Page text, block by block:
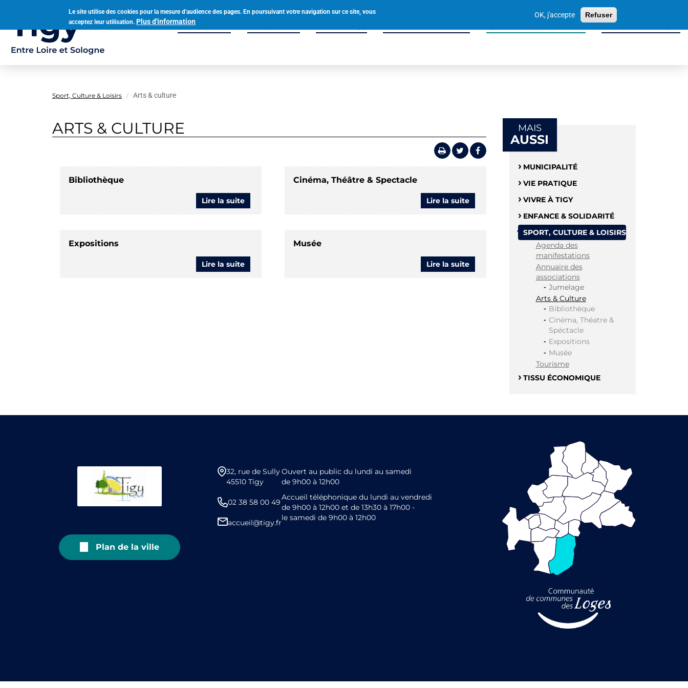
Le site utilise des cookies pour la mesure d'audience des pages. En poursuivant votre navigation sur ce site, vous
acceptez leur utilisation. Plus d'information
OK, j'accepte Refuser
principal
principale
Municipalité Sport, Culture & Loisirs Tissu Économique
0238580049
Sport, Culture & Loisirs Arts & culture
ARTS & CULTURE
Bibliothèque
Lire la suitede
Bibliothèque
Cinéma, Théâtre & Spectacle
Lire la suitede
Cinéma,
&
Spectacle
Expositions
Lire la suitede
Expositions
Musée
Lire la suitede
Musée
MAIS
AUSSI
MUNICIPALITÉ
VIE PRATIQUE
VIVRE À TIGY
ENFANCE & SOLIDARITÉ
SPORT, CULTURE & LOISIRS
Agenda des
manifestations
Annuaire des
associations
Jumelage
Arts & Culture
Bibliothèque
Cinéma, Théatre &
Spéctacle
Expositions
Musée
Tourisme
TISSU ÉCONOMIQUE
Plan de la ville
32, rue de Sully
45510 Tigy
02 38 58 00 49
accueil@tigy.fr
Ouvert au public du lundi au samedi
de 9h00 à 12h00
Accueil téléphonique du lundi au vendredi
de 9h00 à 12h00 et de 13h30 à 17h00 -
le samedi de 9h00 à 12h00